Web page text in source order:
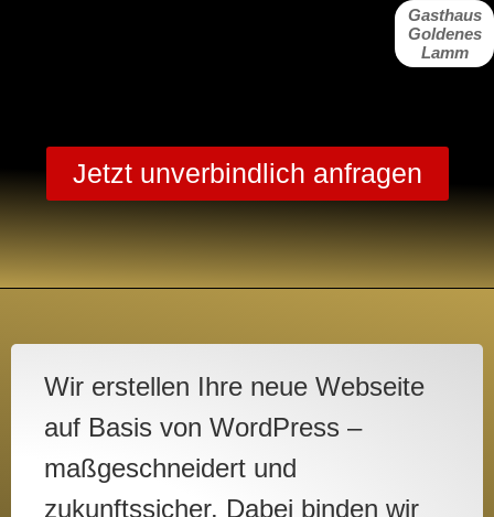
Gasthaus
Goldenes
Lamm
Jetzt unverbindlich anfragen
Wir erstellen Ihre neue Webseite
auf Basis von WordPress –
maßgeschneidert und
zukunftssicher. Dabei binden wir